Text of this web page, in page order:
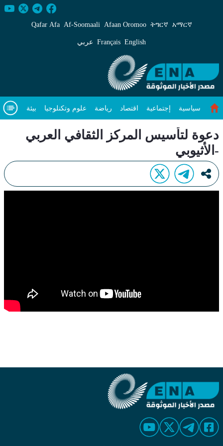
دعوة لتأسيس المركز الثقافي العربي -الأثيوبي - ENA عربي
አማርኛ
ትግርኛ
Afaan Oromoo
Af‑Soomaali
Qafar Afa
English
Français عربي
سياسية إجتماعية اقتصاد رياضة علوم وتكنلوجيا بيئة
مقال متميز فيديوهات
دعوة لتأسيس المركز الثقافي العربي
-الأثيوبي